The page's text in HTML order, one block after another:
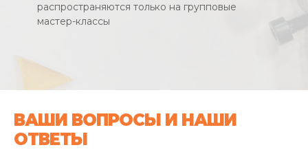
распространяются только на групповые
мастер-классы
ВАШИ ВОПРОСЫ И НАШИ
ОТВЕТЫ